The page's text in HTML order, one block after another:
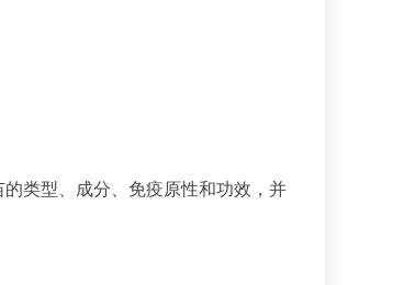
类型、成分、免疫原性和功效，并